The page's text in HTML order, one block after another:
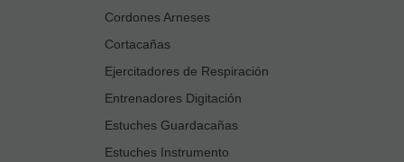
Cordones Arneses
Cortacañas
Ejercitadores de Respiración
Entrenadores Digitación
Estuches Guardacañas
Estuches Instrumento